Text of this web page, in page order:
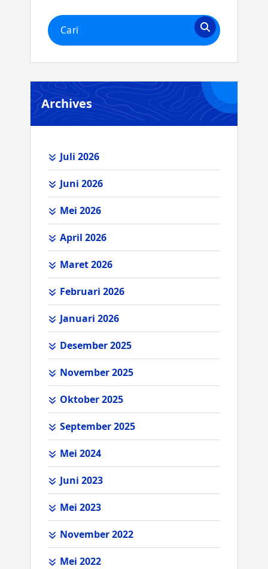
Pencarian
untuk:
Archives
Juli 2026
Juni 2026
Mei 2026
April 2026
Maret 2026
Februari 2026
Januari 2026
Desember 2025
November 2025
Oktober 2025
September 2025
Mei 2024
Juni 2023
Mei 2023
November 2022
Mei 2022